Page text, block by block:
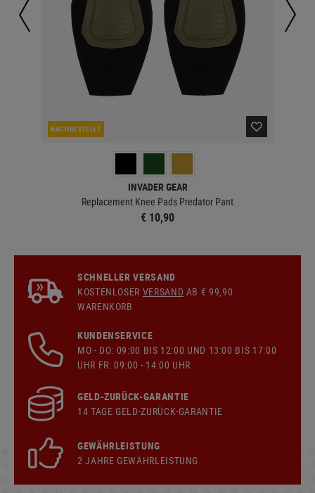
NACHBESTELLT
INVADER GEAR
Replacement Knee Pads Predator Pant
€ 10,90
SCHNELLER VERSAND
KOSTENLOSER VERSAND AB € 99,90
WARENKORB
KUNDENSERVICE
MO - DO: 09:00 BIS 12:00 UND 13:00 BIS 17:00
UHR FR: 09:00 - 14:00 UHR
GELD-ZURÜCK-GARANTIE
14 TAGE GELD-ZURÜCK-GARANTIE
GEWÄHRLEISTUNG
2 JAHRE GEWÄHRLEISTUNG